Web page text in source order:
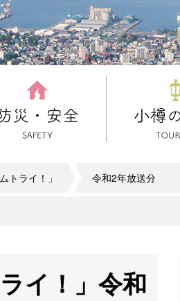
トライ！」 令和2年放送分
イ！」令和